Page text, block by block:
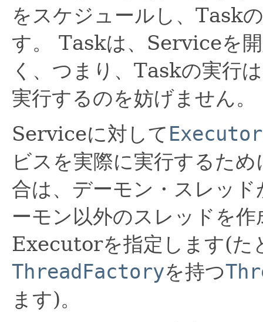
をスケジュールし、Task
す。
Taskは、Serviceを
く、つまり、Taskの実行
実行するのを妨げません。
Serviceに対して Executor
ビスを実際に実行するた
合は、デーモン・スレッ
ーモン以外のスレッドを
Executorを指定します(た
ThreadFactoryを持つ
ます)。